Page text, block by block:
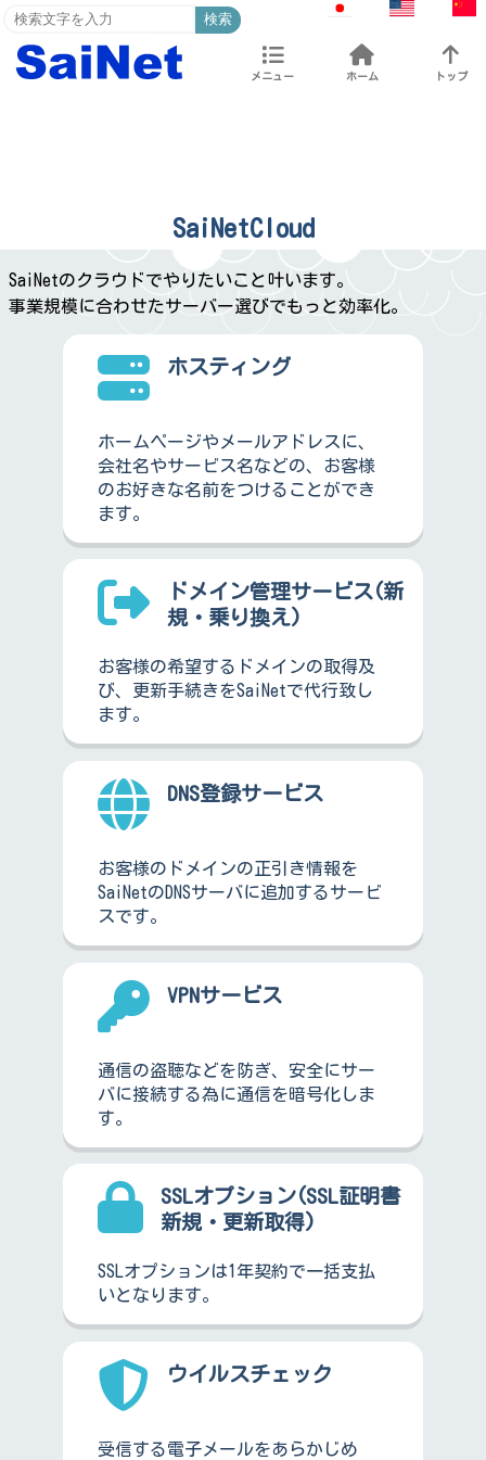
検索
メニュー ホーム トップ
SaiNetCloud
SaiNetのクラウドでやりたいこと叶います。
事業規模に合わせたサーバー選びでもっと効率化。
ホスティング
ホームページやメールアドレスに、
会社名やサービス名などの、お客様
のお好きな名前をつけることができ
ます。
ドメイン管理サービス(新
規・乗り換え)
お客様の希望するドメインの取得及
び、更新手続きをSaiNetで代行致し
ます。
DNS登録サービス
お客様のドメインの正引き情報を
SaiNetのDNSサーバに追加するサービ
スです。
VPNサービス
通信の盗聴などを防ぎ、安全にサー
バに接続する為に通信を暗号化しま
す。
SSLオプション(SSL証明書
新規・更新取得)
SSLオプションは1年契約で一括支払
いとなります。
ウイルスチェック
受信する電子メールをあらかじめ